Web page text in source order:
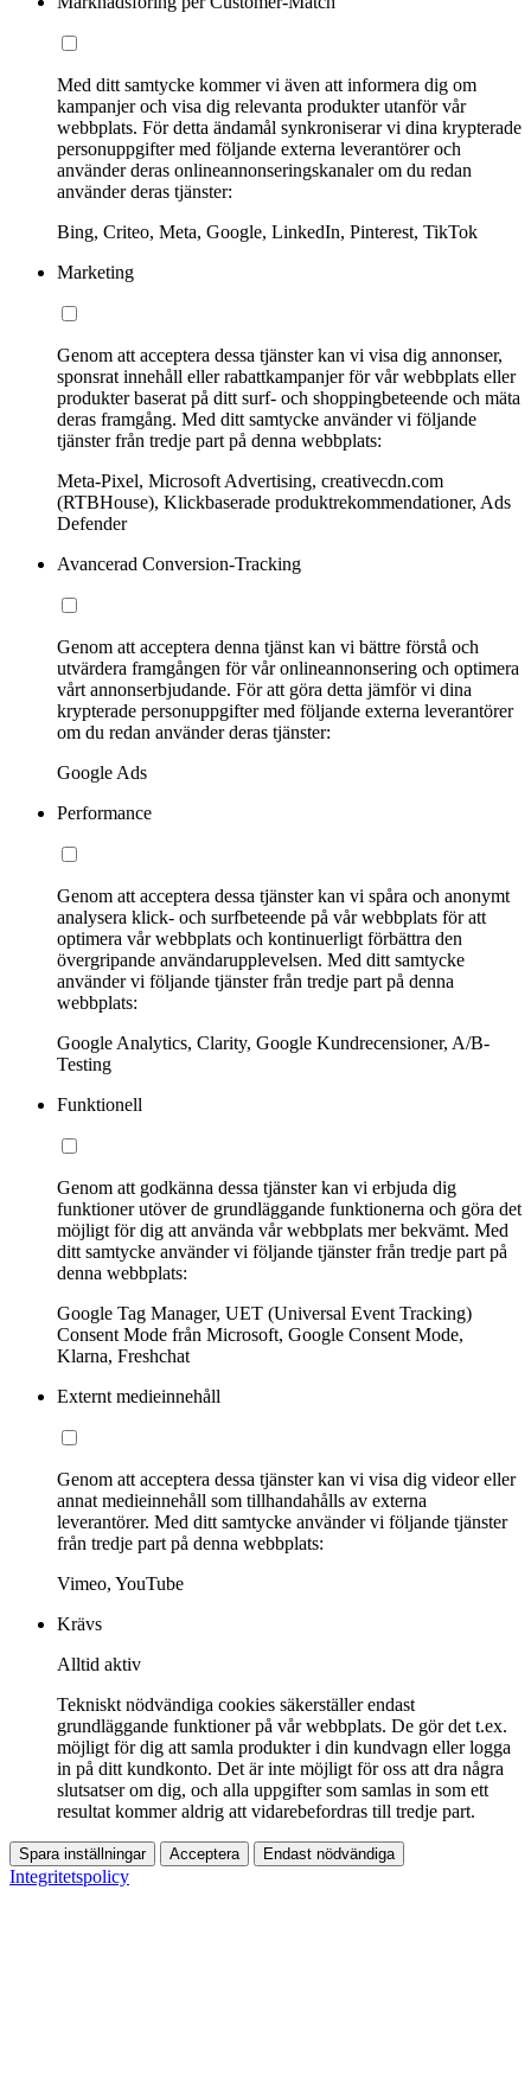
Med ditt samtycke kommer vi även att informera dig om
kampanjer och visa dig relevanta produkter utanför vår
webbplats. För detta ändamål synkroniserar vi dina krypterade
personuppgifter med följande externa leverantörer och
använder deras onlineannonseringskanaler om du redan
använder deras tjänster:
Bing, Criteo, Meta, Google, LinkedIn, Pinterest, TikTok
Marketing
Genom att acceptera dessa tjänster kan vi visa dig annonser,
sponsrat innehåll eller rabattkampanjer för vår webbplats eller
produkter baserat på ditt surf- och shoppingbeteende och mäta
deras framgång. Med ditt samtycke använder vi följande
tjänster från tredje part på denna webbplats:
Meta-Pixel, Microsoft Advertising, creativecdn.com
(RTBHouse), Klickbaserade produktrekommendationer, Ads
Defender
Avancerad Conversion-Tracking
Genom att acceptera denna tjänst kan vi bättre förstå och
utvärdera framgången för vår onlineannonsering och optimera
vårt annonserbjudande. För att göra detta jämför vi dina
krypterade personuppgifter med följande externa leverantörer
om du redan använder deras tjänster:
Google Ads
Performance
Genom att acceptera dessa tjänster kan vi spåra och anonymt
analysera klick- och surfbeteende på vår webbplats för att
optimera vår webbplats och kontinuerligt förbättra den
övergripande användarupplevelsen. Med ditt samtycke
använder vi följande tjänster från tredje part på denna
webbplats:
Google Analytics, Clarity, Google Kundrecensioner, A/B-
Testing
Funktionell
Genom att godkänna dessa tjänster kan vi erbjuda dig
funktioner utöver de grundläggande funktionerna och göra det
möjligt för dig att använda vår webbplats mer bekvämt. Med
ditt samtycke använder vi följande tjänster från tredje part på
denna webbplats:
Google Tag Manager, UET (Universal Event Tracking)
Consent Mode från Microsoft, Google Consent Mode,
Klarna, Freshchat
Externt medieinnehåll
Genom att acceptera dessa tjänster kan vi visa dig videor eller
annat medieinnehåll som tillhandahålls av externa
leverantörer. Med ditt samtycke använder vi följande tjänster
från tredje part på denna webbplats:
Vimeo, YouTube
Krävs
Alltid aktiv
Tekniskt nödvändiga cookies säkerställer endast
grundläggande funktioner på vår webbplats. De gör det t.ex.
möjligt för dig att samla produkter i din kundvagn eller logga
in på ditt kundkonto. Det är inte möjligt för oss att dra några
slutsatser om dig, och alla uppgifter som samlas in som ett
resultat kommer aldrig att vidarebefordras till tredje part.
Spara inställningar Acceptera Endast nödvändiga
Integritetspolicy